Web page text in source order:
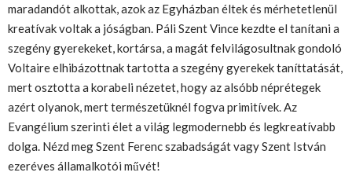
maradandót alkottak, azok az Egyházban éltek és mérhetetlenül
kreatívak voltak a jóságban. Páli Szent Vince kezdte el tanítani a
szegény gyerekeket, kortársa, a magát felvilágosultnak gondoló
Voltaire elhibázottnak tartotta a szegény gyerekek taníttatását,
mert osztotta a korabeli nézetet, hogy az alsóbb néprétegek
azért olyanok, mert természetüknél fogva primitívek. Az
Evangélium szerinti élet a világ legmodernebb és legkreatívabb
dolga. Nézd meg Szent Ferenc szabadságát vagy Szent István
ezeréves államalkotói művét!